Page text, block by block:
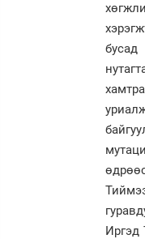
Иргэд